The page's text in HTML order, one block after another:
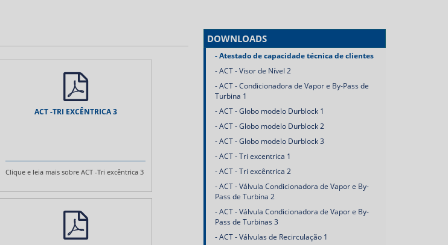
ACT -TRI EXCÊNTRICA 3
Clique e leia mais sobre ACT -Tri excêntrica 3
DOWNLOADS
Atestado de capacidade técnica de clientes
ACT - Visor de Nível 2
ACT - Condicionadora de Vapor e By-Pass de
Turbina 1
ACT - Globo modelo Durblock 1
ACT - Globo modelo Durblock 2
ACT - Globo modelo Durblock 3
ACT - Tri excentrica 1
ACT - Tri excêntrica 2
ACT - Válvula Condicionadora de Vapor e By-
Pass de Turbina 2
ACT - Válvula Condicionadora de Vapor e By-
Pass de Turbinas 3
ACT - Válvulas de Recirculação 1